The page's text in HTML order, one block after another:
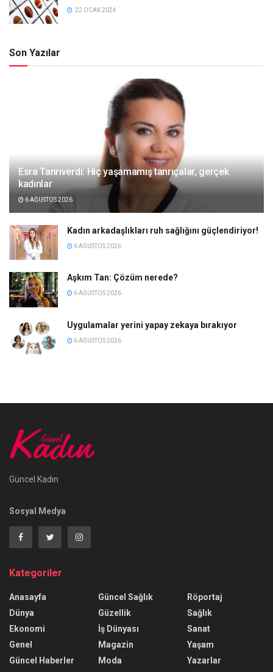
22 OCAK 2024
Son Yazılar
Esra Tanrıverdi: Hiç yaşamamış tanrıçalar, gerçek
kadınlar
6 AĞUSTOS 2026
Kadın arkadaşlıkları ruh sağlığını güçlendiriyor!
6 AĞUSTOS 2026
Aşkım Tan: Çözüm nerede?
6 AĞUSTOS 2026
Uygulamalar yerini yapay zekaya bırakıyor
6 AĞUSTOS 2026
Güncel Kadın
Sosyal Medya
Kategoriler
Anasayfa
Dünya
Ekonomi
Genel
Güncel Haberler
Güncel Sağlık
Güzellik
İş Dünyası
Magazin
Moda
Röportaj
Sağlık
Sanat
Yaşam
Yazarlar